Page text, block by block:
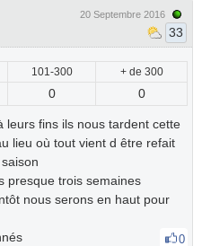
20 Septembre 2016
33
101-300 + de 300
0 0
leurs fins ils nous tardent cette
lieu où tout vient d être refait
presque trois semaines
nous serons en haut pour
0